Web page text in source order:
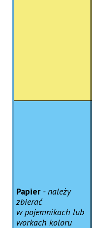
Papier - należy
zbierać
w pojemnikach lub
workach koloru